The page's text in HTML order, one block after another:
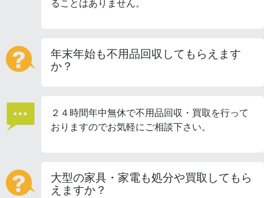
ることはありません。
年末年始も不用品回収してもらえます
か？
２４時間年中無休で不用品回収・買取を行って
おりますのでお気軽にご相談下さい。
大型の家具・家電も処分や買取してもら
えますか？